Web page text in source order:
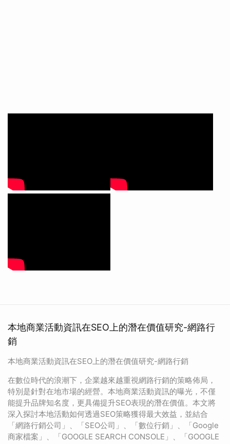
本地商業活動資訊在SEO上的潛在價值研究-網路行
銷
本地商業活動資訊在SEO上的潛在價值研究-網路行銷
在數位時代的浪潮下，企業越來越重視網路行銷的策略佈局，
特別是針對在地市場的經營。本地商業活動資訊的曝光，不僅
能提升品牌知名度，更具備提升SEO表現的潛在價值。本文將
深入探討本地活動如何透過SEO策略獲得最大效益，並結合
「網路行銷公司」、「SEO公司」、「數位行銷」、「Google
商家檔案」、「GOOGLE SEARCH CONSOLE」、「GOOGLE